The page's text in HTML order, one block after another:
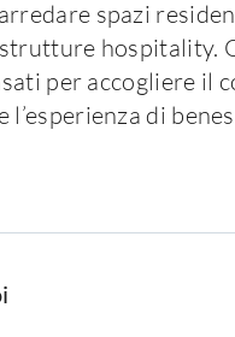
spazi
hospitality.
per accogliere il
di